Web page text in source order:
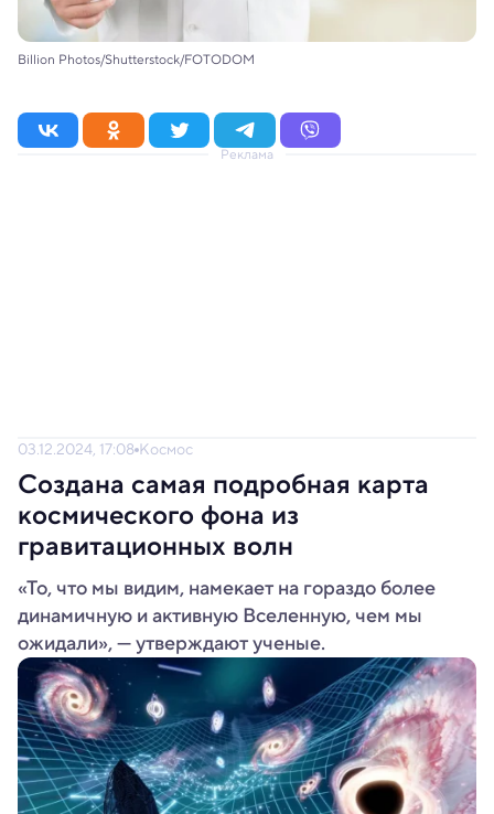
Billion Photos/Shutterstock/FOTODOM
Реклама
03.12.2024, 17:08 Космос
Создана самая подробная карта
космического фона из
гравитационных волн
«То, что мы видим, намекает на гораздо более
динамичную и активную Вселенную, чем мы
ожидали», — утверждают ученые.